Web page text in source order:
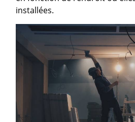
installées.